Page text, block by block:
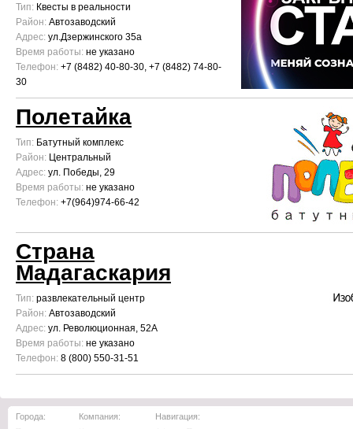
Тип: Квесты в реальности
Район: Автозаводский
Адрес: ул.Дзержинского 35а
Время работы: не указано
Телефон: +7 (8482) 40-80-30, +7 (8482) 74-80-
30
Полетайка
Тип: Батутный комплекс
Район: Центральный
Адрес: ул. Победы, 29
Время работы: не указано
Телефон: +7(964)974-66-42
Страна
Мадагаскария
Тип: развлекательный центр
Район: Автозаводский
Адрес: ул. Революционная, 52А
Время работы: не указано
Телефон: 8 (800) 550-31-51
Города:
Компания:
Навигация: